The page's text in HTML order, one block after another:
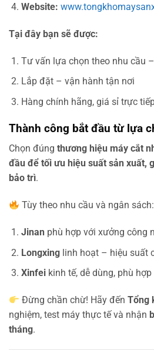
Website:
Tại đây bạn sẽ được:
Tư vấn lựa chọn theo nhu cầu
Lắp đặt – vận hành tận nơi
Hàng chính hãng, giá sỉ trực
Thành công bắt đầu từ lựa
Chọn đúng thương hiệu máy cắt
đầu để tối ưu hiệu suất sản xuất,
bảo trì.
Tùy theo nhu cầu và ngân sách:
Jinan phù hợp với xưởng công
Longxinglinh hoạt – hiệu suất
Xinfeikinh tế, dễ dùng, phù
Đừng chần chừ! Hãy đếnTổng
nghiệm, test máy thực tế và nhận
tháng.